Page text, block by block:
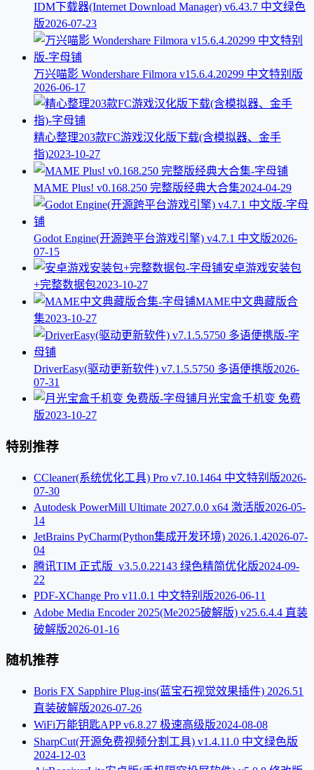
IDM下载器(Internet Download Manager) v6.43.7 中文绿色
版2026-07-23
万兴喵影 Wondershare Filmora v15.6.4.20299 中文特别版
2026-06-17
精心整理203款FC游戏汉化版下载(含模拟器、金手
指)2023-10-27
MAME Plus! v0.168.250 完整版经典大合集2024-04-29
Godot Engine(开源跨平台游戏引擎) v4.7.1 中文版2026-
07-15
安卓游戏安装包
+完整数据包2023-10-27
MAME中文典藏版合
集2023-10-27
DriverEasy(驱动更新软件) v7.1.5.5750 多语便携版2026-
07-31
月光宝盒千机变 免费
版2023-10-27
特别推荐
CCleaner(系统优化工具) Pro v7.10.1464 中文特别版2026-
07-30
Autodesk PowerMill Ultimate 2027.0.0 x64 激活版2026-05-
14
JetBrains PyCharm(Python集成开发环境) 2026.1.42026-07-
04
腾讯TIM 正式版_v3.5.0.22143 绿色精简优化版2024-09-
22
PDF-XChange Pro v11.0.1 中文特别版2026-06-11
Adobe Media Encoder 2025(Me2025破解版) v25.6.4.4 直装
破解版2026-01-16
随机推荐
Boris FX Sapphire Plug-ins(蓝宝石视觉效果插件) 2026.51
直装破解版2026-07-26
WiFi万能钥匙APP v6.8.27 极速高级版2024-08-08
SharpCut(开源免费视频分割工具) v1.4.11.0 中文绿色版
2024-12-03